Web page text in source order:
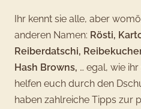
Ihr kennt sie alle, aber
anderen Namen: Rösti,
Reiberdatschi,
Hash Browns, … egal, wie
helfen euch durch den
haben zahlreiche Tipps zur